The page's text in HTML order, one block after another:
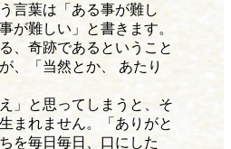
言葉は「ある事が難し
が難しい」と書きます。
、奇跡であるということ
、「当然とか、 あたり
」と思ってしまうと、そ
まれません。「ありがと
を毎日毎日、口にした